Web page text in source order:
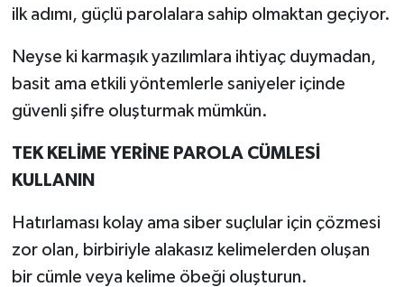
ilk adımı, güçlü parolalara sahip olmaktan geçiyor.
Neyse ki karmaşık yazılımlara ihtiyaç duymadan,
basit ama etkili yöntemlerle saniyeler içinde
güvenli şifre oluşturmak mümkün.
TEK KELİME YERİNE PAROLA CÜMLESİ
KULLANIN
Hatırlaması kolay ama siber suçlular için çözmesi
zor olan, birbiriyle alakasız kelimelerden oluşan
bir cümle veya kelime öbeği oluşturun.